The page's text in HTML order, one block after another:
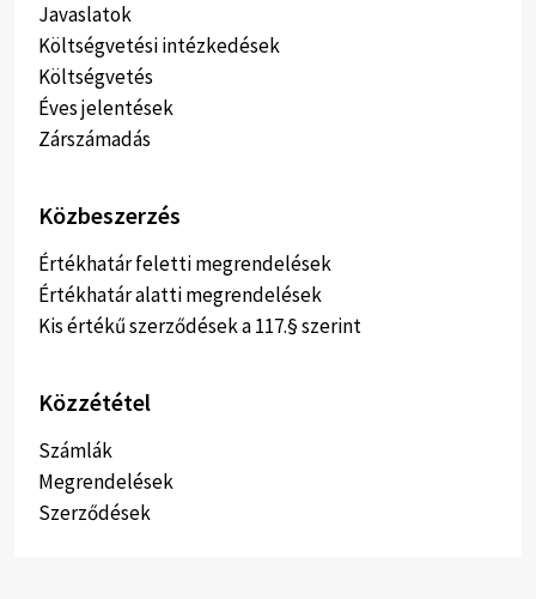
Javaslatok
Költségvetési intézkedések
Költségvetés
Éves jelentések
Zárszámadás
Közbeszerzés
Értékhatár feletti megrendelések
Értékhatár alatti megrendelések
Kis értékű szerződések a 117.§ szerint
Közzététel
Számlák
Megrendelések
Szerződések